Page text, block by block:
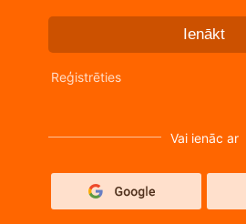
Ienākt
Reģistrēties
Vai ienāc ar